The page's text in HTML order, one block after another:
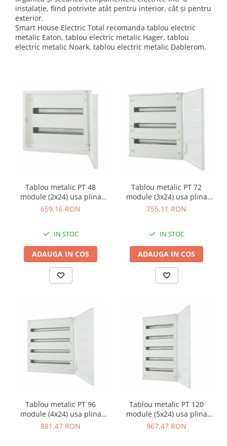
Schneider Easy Styl
Schneider Cedar
Vimar Neve
Himel Flexo
Automatizari
Bobine de declansare
Separatoare de sarcina
Lampa de semnalizare
Cleme si conectori
Repartitoare
Borniera si bara nul
Pini terminali
UPS-uri
Interfonie
Scule meseriasi
instalație, fiind potrivite atât pentru interior, cât și pentru
exterior.
Smart House Electric Total recomanda tablou electric
metalic Eaton, tablou electric metalic Hager, tablou
electric metalic Noark, tablou electric metalic Dablerom.
Tablou metalic PT 48
module (2x24) usa plina
IP30 Eaton alb BF-O-2/48-C
659,16 RON
IN STOC
ADAUGA IN COS
Tablou metalic PT 72
module (3x24) usa plina
IP30 Eaton alb BF-O-3/72-C
755,11 RON
IN STOC
ADAUGA IN COS
Tablou metalic PT 96
module (4x24) usa plina
IP30 Eaton alb BF-O-4/96-C
881,47 RON
Tablou metalic PT 120
module (5x24) usa plina
IP30 Eaton alb BF-O-5/120-C
967,47 RON